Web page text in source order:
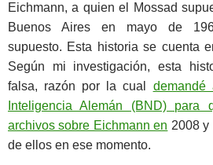
Eichmann, a quien el Mossad
Buenos Aires en mayo de
supuesto. Esta historia se cuenta
Según mi investigación, esta
falsa, razón por la cual demandé
Inteligencia Alemán (BND) para
archivos sobre Eichmann en 2008 y
de ellos en ese momento.